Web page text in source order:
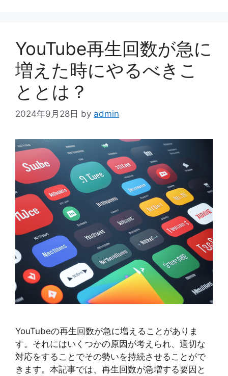
YouTube再生回数が急に
増えた時にやるべきこ
ととは？
2024年9月28日 by admin
YouTubeの再生回数が急に増えることがありま
す。それにはいくつかの原因が考えられ、適切な
対応をすることでその勢いを持続させることがで
きます。本記事では、再生回数が急増する要因と